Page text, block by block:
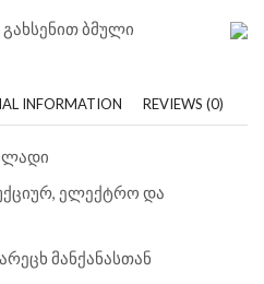
ბმული
INFORMATION REVIEWS (0)
ელექტრო და
მანქანასთან